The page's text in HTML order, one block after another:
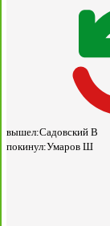
вышел:Садовский В
покинул:Умаров Ш